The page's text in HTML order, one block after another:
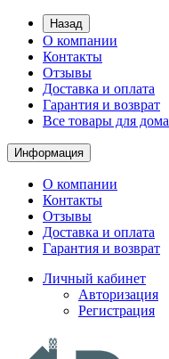
Назад
О компании
Контакты
Отзывы
Доставка и оплата
Гарантия и возврат
Все товары для дома
Информация
О компании
Контакты
Отзывы
Доставка и оплата
Гарантия и возврат
Личный кабинет
Авторизация
Регистрация